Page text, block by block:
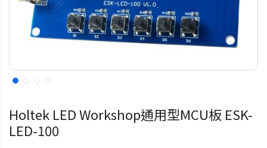
Holtek LED Workshop通用型MCU板 ESK-
LED-100